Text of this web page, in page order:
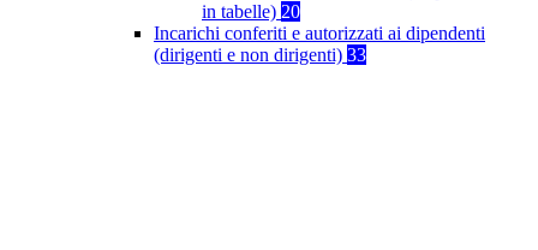
in tabelle) 20
Incarichi conferiti e autorizzati ai dipendenti
(dirigenti e non dirigenti) 33